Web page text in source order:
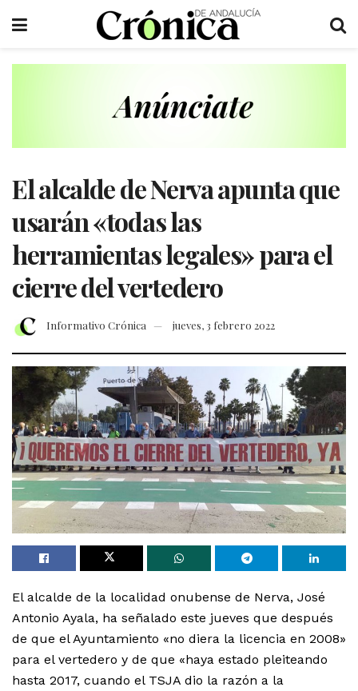
El alcalde de Nerva apunta que
usarán «todas las
herramientas legales» para el
cierre del vertedero
Informativo Crónica jueves, 3 febrero 2022
El alcalde de la localidad onubense de Nerva, José
Antonio Ayala, ha señalado este jueves que después
de que el Ayuntamiento «no diera la licencia en 2008»
para el vertedero y de que «haya estado pleiteando
hasta 2017, cuando el TSJA dio la razón a la